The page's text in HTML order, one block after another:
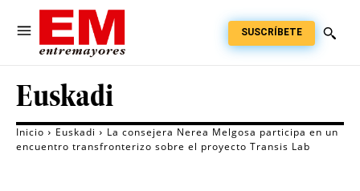
SUSCRÍBETE
Euskadi
Inicio Euskadi
La consejera Nerea Melgosa participa en un
encuentro transfronterizo sobre el proyecto Transis Lab